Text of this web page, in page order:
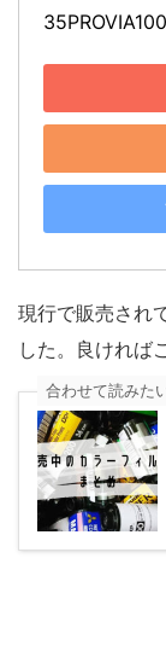
現行で販売され
した。良ければ
合わせて読みた